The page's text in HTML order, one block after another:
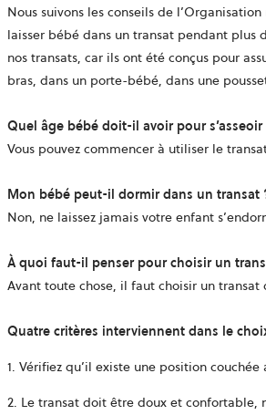
Nous suivons les conseils de
laisser bébé dans un transat pendant plus
nos transats, car ils ont été conçus pour
bras, dans un porte-bébé, dans une
Quel âge bébé doit-il avoir pour
Vous pouvez commencer à utiliser le
Mon bébé peut-il dormir dans un transat
Non, ne laissez jamais votre enfant
À quoi faut-il penser pour choisir un
Avant toute chose, il faut choisir un
Quatre critères interviennent dans le
1. Vérifiez qu’il existe une position
2. Le transat doit être doux et confortable,